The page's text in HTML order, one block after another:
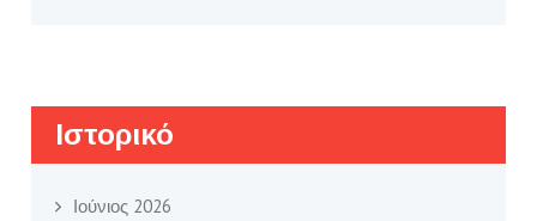
Ιστορικό
Ιούνιος 2026